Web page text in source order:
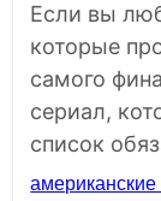
Если вы
которые
самого
сериал,
список